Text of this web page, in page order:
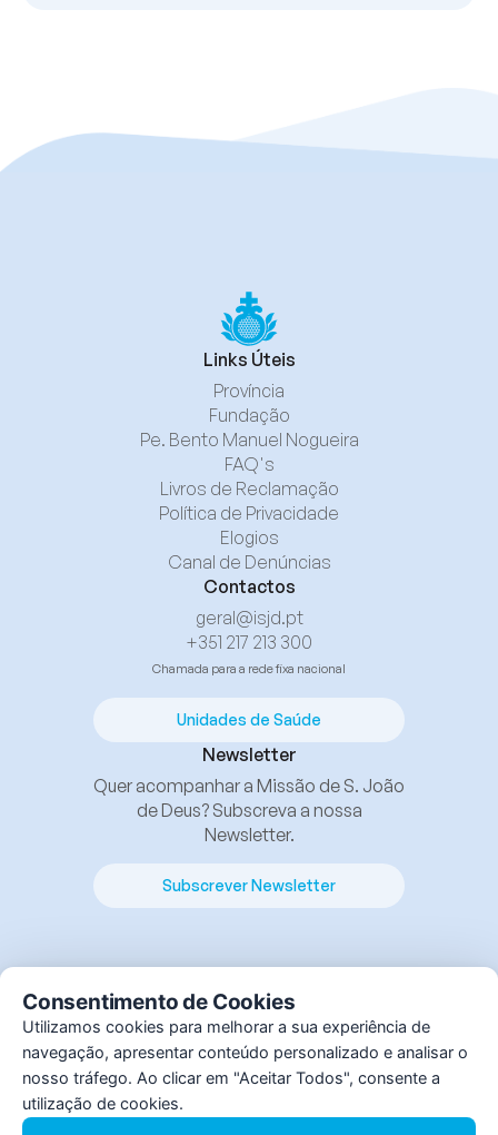
Links Úteis
Província
Fundação
Pe. Bento Manuel Nogueira
FAQ's
Livros de Reclamação
Política de Privacidade
Elogios
Canal de Denúncias
Contactos
geral@isjd.pt
+351 217 213 300
Chamada para a rede fixa nacional
Unidades de Saúde
Newsletter
Quer acompanhar a Missão de S. João
de Deus? Subscreva a nossa
Newsletter.
Subscrever Newsletter
© Instituto S. João de Deus, 2025. Todos os direitos
Bybluesoft.pt
Consentimento de Cookies
Utilizamos cookies para melhorar a sua experiência de
navegação, apresentar conteúdo personalizado e analisar o
nosso tráfego. Ao clicar em "Aceitar Todos", consente a
utilização de cookies.